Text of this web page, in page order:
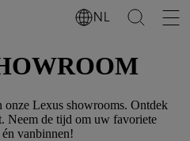
NL
Lexus showrooms. Ontdek
Neem de tijd om uw favoriete
vanbinnen!